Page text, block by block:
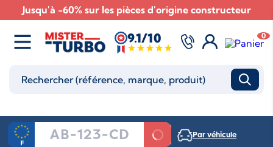
Jusqu'à -60% sur les pièces d'origine constructeur
9.1/10 0
Par véhicule